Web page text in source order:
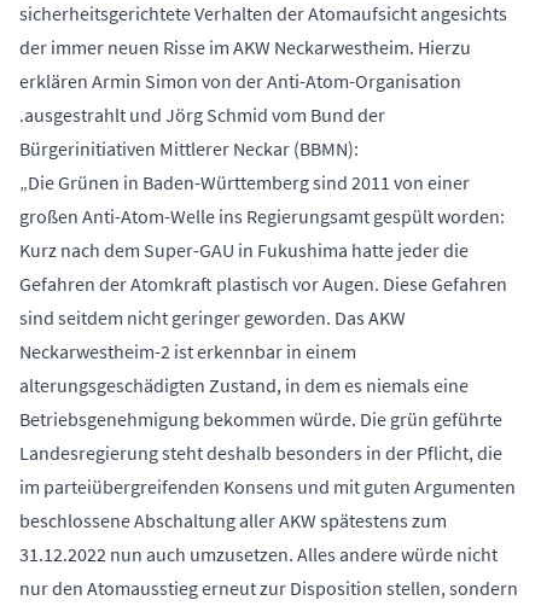
sicherheitsgerichtete Verhalten der Atomaufsicht angesichts
der immer neuen Risse im AKW Neckarwestheim. Hierzu
erklären Armin Simon von der Anti-Atom-Organisation
.ausgestrahlt und Jörg Schmid vom Bund der
Bürgerinitiativen Mittlerer Neckar (BBMN):
„Die Grünen in Baden-Württemberg sind 2011 von einer
großen Anti-Atom-Welle ins Regierungsamt gespült worden:
Kurz nach dem Super-GAU in Fukushima hatte jeder die
Gefahren der Atomkraft plastisch vor Augen. Diese Gefahren
sind seitdem nicht geringer geworden. Das AKW
Neckarwestheim-2 ist erkennbar in einem
alterungsgeschädigten Zustand, in dem es niemals eine
Betriebsgenehmigung bekommen würde. Die grün geführte
Landesregierung steht deshalb besonders in der Pflicht, die
im parteiübergreifenden Konsens und mit guten Argumenten
beschlossene Abschaltung aller AKW spätestens zum
31.12.2022 nun auch umzusetzen. Alles andere würde nicht
nur den Atomausstieg erneut zur Disposition stellen, sondern